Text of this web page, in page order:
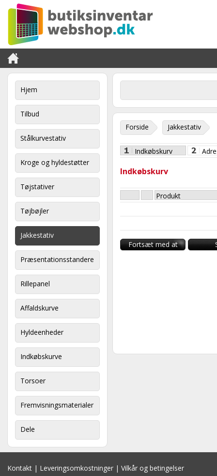
Hjem
Tilbud
Stålkurvestativ
Kroge og hyldestøtter
Tøjstativer
Tøjbøjler
Jakkestativ
Præsentationsstandere
Rillepanel
Affaldskurve
Hyldeenheder
Indkøbskurve
Torsoer
Fremvisningsmaterialer
Dele
Forside Jakkestativ
Indkøbskurv
Indkøbskurv
Produkt
Fortsæt med at
handle
Kontakt | Leveringsomkostninger | Vilkår og betingelser